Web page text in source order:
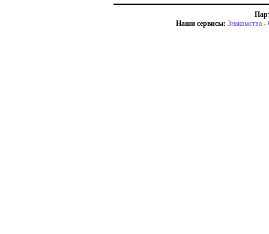
Наши сервисы: Знакомства -